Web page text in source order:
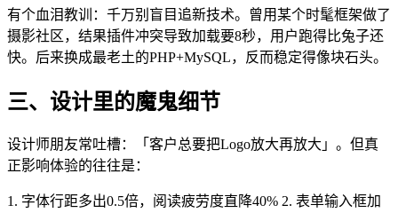
有个血泪教训：千万别盲目追新技术。曾用某个时髦框架做了
摄影社区，结果插件冲突导致加载要8秒，用户跑得比兔子还
快。后来换成最老土的PHP+MySQL，反而稳定得像块石头。
三、设计里的魔鬼细节
设计师朋友常吐槽：「客户总要把Logo放大再放大」。但真
正影响体验的往往是：
1. 字体行距多出0.5倍，阅读疲劳度直降40% 2. 表单输入框加